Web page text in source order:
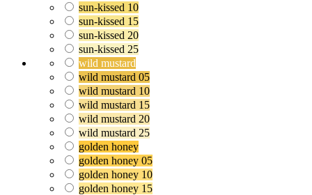
sun-kissed 10
sun-kissed 15
sun-kissed 20
sun-kissed 25
wild mustard
wild mustard 05
wild mustard 10
wild mustard 15
wild mustard 20
wild mustard 25
golden honey
golden honey 05
golden honey 10
golden honey 15